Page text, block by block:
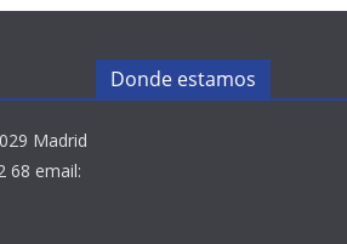
Madrid
68 email:
Donde estamos